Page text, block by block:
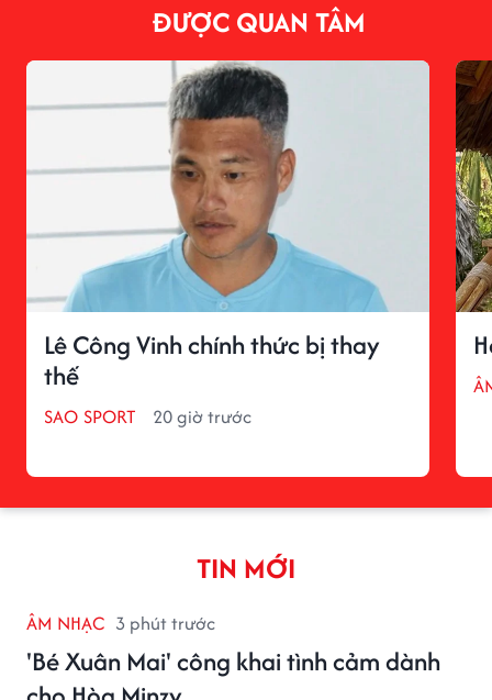
ĐƯỢC QUAN TÂM
Lê Công Vinh chính thức bị thay
thế
SAO SPORT 20 giờ trước
TIN MỚI
ÂM NHẠC 3 phút trước
'Bé Xuân Mai' công khai tình cảm dành